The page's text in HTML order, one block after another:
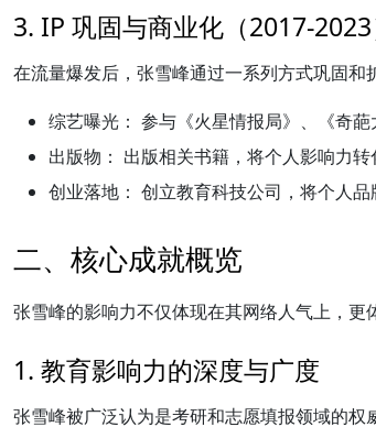
3. IP 巩固与商业化（2017-2023
在流量爆发后，张雪峰通过一系列方式巩固和
综艺曝光： 参与《火星情报局》、《奇葩
出版物： 出版相关书籍，将个人影响力转
创业落地： 创立教育科技公司，将个人
二、核心成就概览
张雪峰的影响力不仅体现在其网络人气上，更
1. 教育影响力的深度与广度
张雪峰被广泛认为是考研和志愿填报领域的